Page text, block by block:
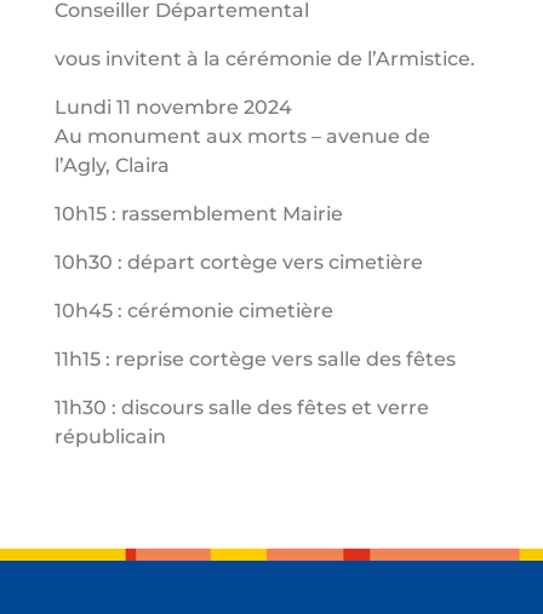
Conseiller Départemental
vous invitent à la cérémonie de l’Armistice.
Lundi 11 novembre 2024
Au monument aux morts – avenue de
l’Agly, Claira
10h15 : rassemblement Mairie
10h30 : départ cortège vers cimetière
10h45 : cérémonie cimetière
11h15 : reprise cortège vers salle des fêtes
11h30 : discours salle des fêtes et verre
républicain